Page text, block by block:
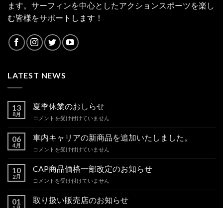
ます。サーフィンを中心としたアクションスポーツを楽し
む皆様をサポートします！
LATEST NEWS
13
8月
夏季休業のおしらせ
夏
休
業
の
し
せ
コメントを受け付けていません
06
4月
車内キャリアの新商品を追加いたしました。
車
キ
ャ
リ
の
コメントを受け付けていません
10
2月
CAP商品価格一部改定のお知らせ
CAP
品
価
コメントを受け付けていません
01 取り扱い販売店のお知らせ